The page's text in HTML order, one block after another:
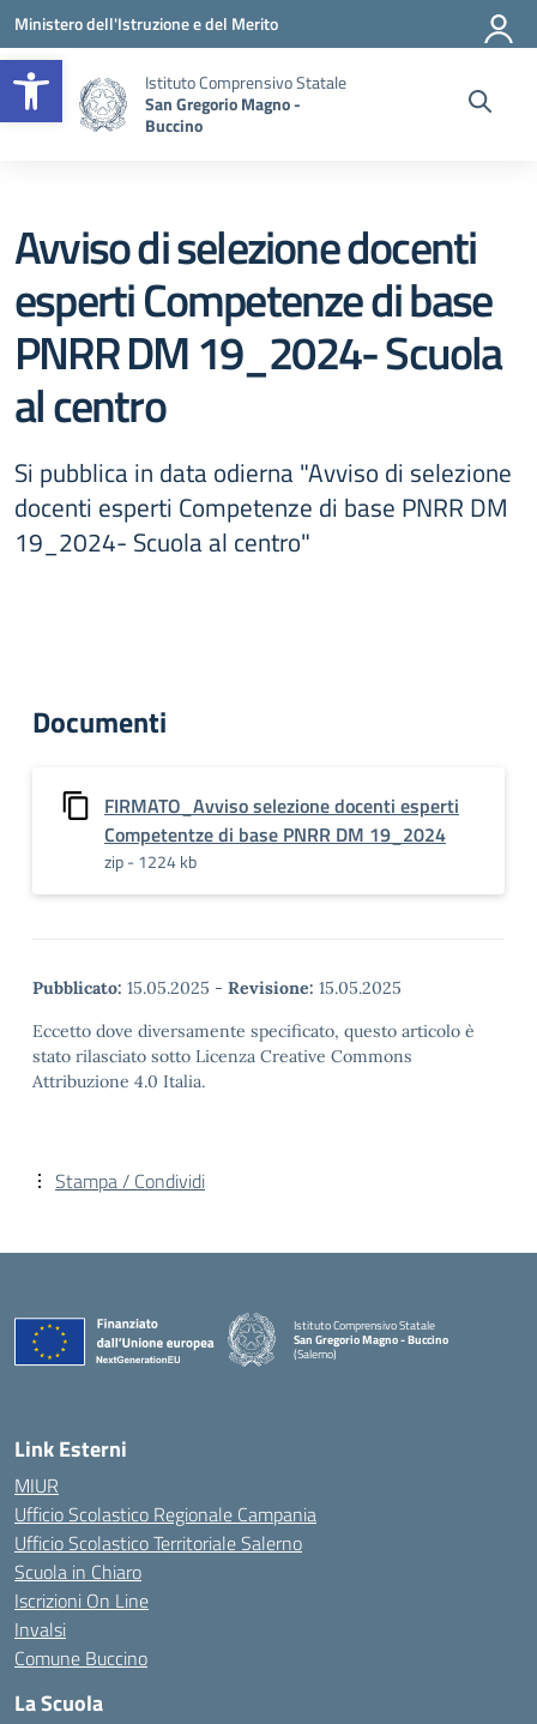
Apri la barra degli strumenti
Vai ai contenuti
Vai al menu di navigazione
Vai al footer
Ministero dell'Istruzione e del Merito
Istituto Comprensivo Statale
San Gregorio Magno -
Buccino
Avviso di selezione docenti
esperti Competenze di base
PNRR DM 19_2024- Scuola
al centro
Si pubblica in data odierna "Avviso di selezione
docenti esperti Competenze di base PNRR DM
19_2024- Scuola al centro"
Documenti
FIRMATO_Avviso selezione docenti esperti
Competentze di base PNRR DM 19_2024
zip - 1224 kb
Pubblicato: 15.05.2025 - Revisione: 15.05.2025
Eccetto dove diversamente specificato, questo articolo è
stato rilasciato sotto Licenza Creative Commons
Attribuzione 4.0 Italia.
Stampa / Condividi
Istituto Comprensivo Statale
San Gregorio Magno - Buccino
(Salerno)
Link Esterni
MIUR
Ufficio Scolastico Regionale Campania
Ufficio Scolastico Territoriale Salerno
Scuola in Chiaro
Iscrizioni On Line
Invalsi
Comune Buccino
La Scuola